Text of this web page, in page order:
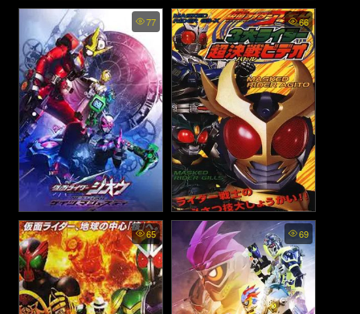
Kamen Rider Ex-Aid Trilogy:
Another Ending - Part III:
Genm vs. Lazer - มาสค์ไรเด
อร์เอ็กเซด ไตรโลจี้: อนาเธอร์
เอนดิ้ง - เก็นมุ VS เลเซอร์
(2018)
Zero-One Others: Kamen
Rider MetsubouJinrai - มาสค์
ไรเดอร์เซโร่วัน อะเธอร์ส: มาส
ค์ไรเดอร์เม็ทสึโบจินไร (2021)
77
Kamen Rider Zi-O Next
Time: Geiz, Majesty - มาสค์
ไรเดอร์จีโอ เน็กซ์ไทม์: เกซ มา
เจสตี้ (2020)
66
Kamen Rider Agito: Three
Great Riders / Burning &
Shining Form - มาสค์ไรเดอร์
อากิโตะ ทีวีสเปเชียล: การ
ปรากฏตัวของเบิร์นนิ่งและไช
นิ่งฟอร์ม (2001)
65 69